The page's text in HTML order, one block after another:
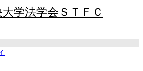
学法学会ＳＴＦＣ